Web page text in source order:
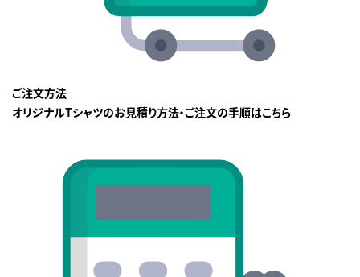
ご注文方法
オリジナルTシャツのお見積り方法・ご注文の手順はこちら